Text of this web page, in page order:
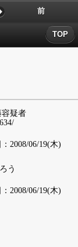
TOP
前
容疑者
2008/06/19(木)
う
2008/06/19(木)